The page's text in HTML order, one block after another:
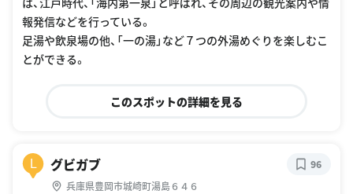
報発信などを行っている。
足湯や飲泉場の他、「一の湯」など７つの外湯めぐりを楽しむこ
とができる。
このスポットの詳細を見る
L グビガブ
兵庫県豊岡市城崎町湯島６４６
96